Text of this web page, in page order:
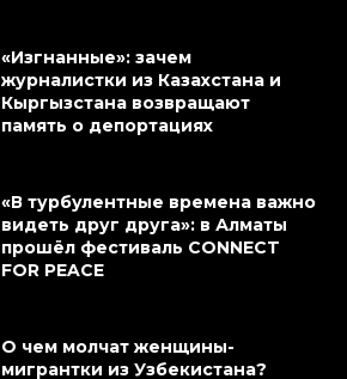
«Изгнанные»: зачем
журналистки из Казахстана и
Кыргызстана возвращают
память о депортациях
«В турбулентные времена важно
видеть друг друга»: в Алматы
прошёл фестиваль CONNECT
FOR PEACE
О чем молчат женщины-
мигрантки из Узбекистана?